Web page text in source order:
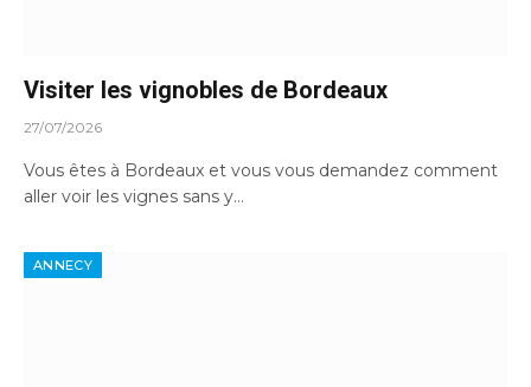
Visiter les vignobles de Bordeaux
27/07/2026
Vous êtes à Bordeaux et vous vous demandez comment
aller voir les vignes sans y…
ANNECY